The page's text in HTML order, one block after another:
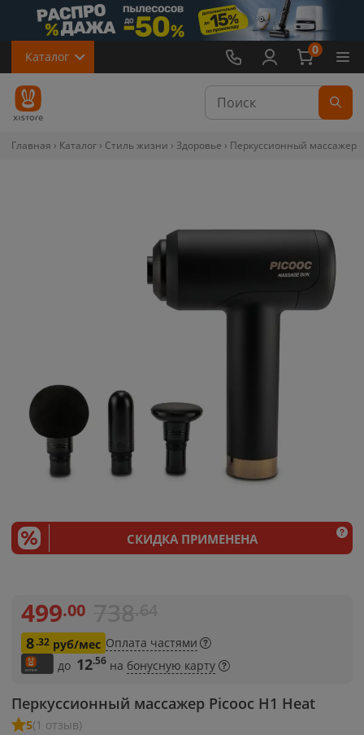
Каталог 0
Главная Каталог Стиль жизни Здоровье Перкуссионный массажер
Перкуссионный массажер Picooc H1 Heat
5(1 отзыв)
СКИДКА ПРИМЕНЕНА
499.00
8.32 руб/мес Оплата частями
до 12.56 на бонусную карту